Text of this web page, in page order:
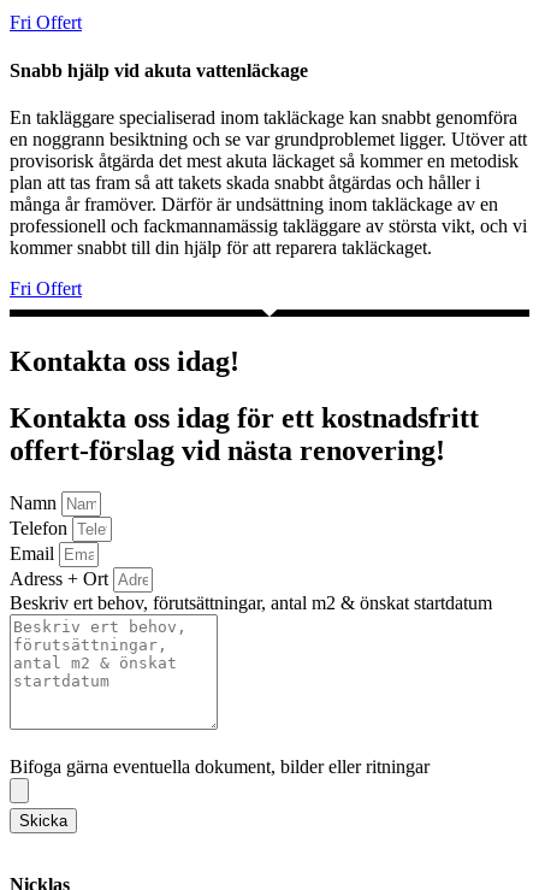
Fri Offert
Snabb hjälp vid akuta vattenläckage
En takläggare specialiserad inom takläckage kan snabbt genomföra
en noggrann besiktning och se var grundproblemet ligger. Utöver att
provisorisk åtgärda det mest akuta läckaget så kommer en metodisk
plan att tas fram så att takets skada snabbt åtgärdas och håller i
många år framöver. Därför är undsättning inom takläckage av en
professionell och fackmannamässig takläggare av största vikt, och vi
kommer snabbt till din hjälp för att reparera takläckaget.
Fri Offert
Kontakta oss idag!
Kontakta oss idag för ett kostnadsfritt
offert-förslag vid nästa renovering!
Namn
Telefon
Email
Adress + Ort
Beskriv ert behov, förutsättningar, antal m2 & önskat startdatum
Bifoga gärna eventuella dokument, bilder eller ritningar
Skicka
Nicklas